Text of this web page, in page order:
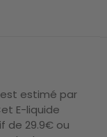
estimé par
E-liquide
de 29.9€ ou